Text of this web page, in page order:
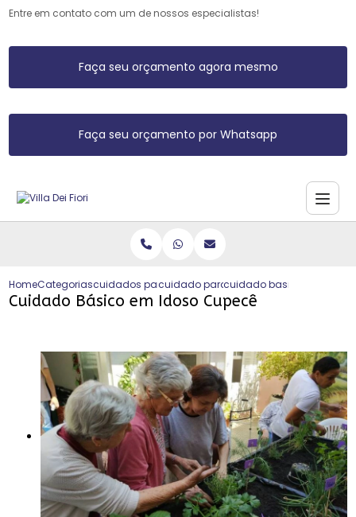
Entre em contato com um de nossos especialistas!
Faça seu orçamento agora mesmo
Faça seu orçamento por Whatsapp
HomeCategoriascuidados para idososcuidado para idosocuidado basico em idoso
Cuidado Básico em Idoso Cupecê